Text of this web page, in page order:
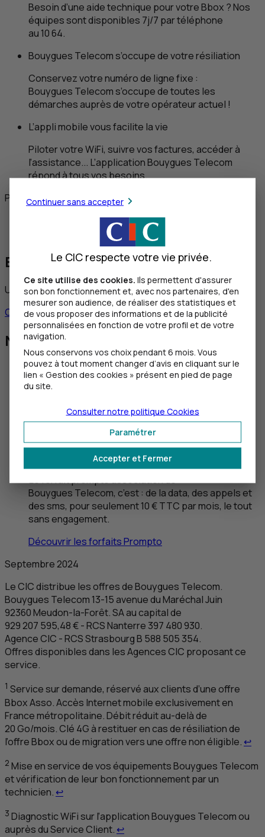
Besoin d’une aide technique pour votreBbox ? Nos
équipes sont disponibles 7j/7 par téléphone
au 10 64.
Bouygues Telecom s’occupe de votre résiliation
Conservez votre numéro de ligne fixe :
Bouygues Telecom s’occupe de toutes les
démarches auprès de votre opérateur actuel !
L’appli mobile vous facilite la vie
Piloter votre WiFi, suivre vos factures, accéder à
l’assistance... L’application Bouygues Telecom
répond à tous vos besoins.
Partagez cet article
Besoin d’aide ?
Un conseiller est à vos côtés pour vous accompagner
Contacter un conseiller Être rappelé
Nos autres offres
Besoin d’un forfait mobile ?
Le forfait prompto association de
Bouygues Telecom, c’est : de la data, des appels et
dessms, pour seulement 10 €TTC par mois, le tout
sans engagement.
Découvrir les forfaits Prompto
Septembre 2024
LeCICdistribue les offres de Bouygues Telecom.
Bouygues Telecom 13-15 avenue du Maréchal Juin
92360 Meudon-la-Forêt.SAau capital de
929 207 595,48 € -RCSNanterre 397 480 930.
AgenceCIC -RCSStrasbourg B 588 505 354.
Offres disponibles dans les AgencesCIC proposant ce
service.
1 Service sur demande, réservé aux clients d’une offre
Bbox Asso. Accès Internet mobile exclusivement en
France métropolitaine. Débit réduit au-delà de
20Go/mois. Clé 4Gà restituer en cas de résiliation de
l’offre Bbox ou de migration vers une offre non éligible. ↩
2 Mise en service de vos équipements Bouygues Telecom
et vérification de leur bon fonctionnement par un
technicien. ↩Retour au renvoi 2
3 Diagnostic WiFi sur l’application Bouygues Telecom ou
auprès du Service Client. ↩Retour au renvoi 3
Continuer sans accepter
Le CIC respecte votre vie privée.
Ce site utilise des cookies. Ils permettent d'assurer
son bon fonctionnement et, avec nos partenaires, d'en
mesurer son audience, de réaliser des statistiques et
de vous proposer des informations et de la publicité
personnalisées en fonction de votre profil et de votre
navigation.
Nous conservons vos choix pendant 6 mois. Vous
pouvez à tout moment changer d’avis en cliquant sur le
lien « Gestion des cookies » présent en pied de page
du site.
Accepter et Fermer
Paramétrer
Consulter notre politique Cookies